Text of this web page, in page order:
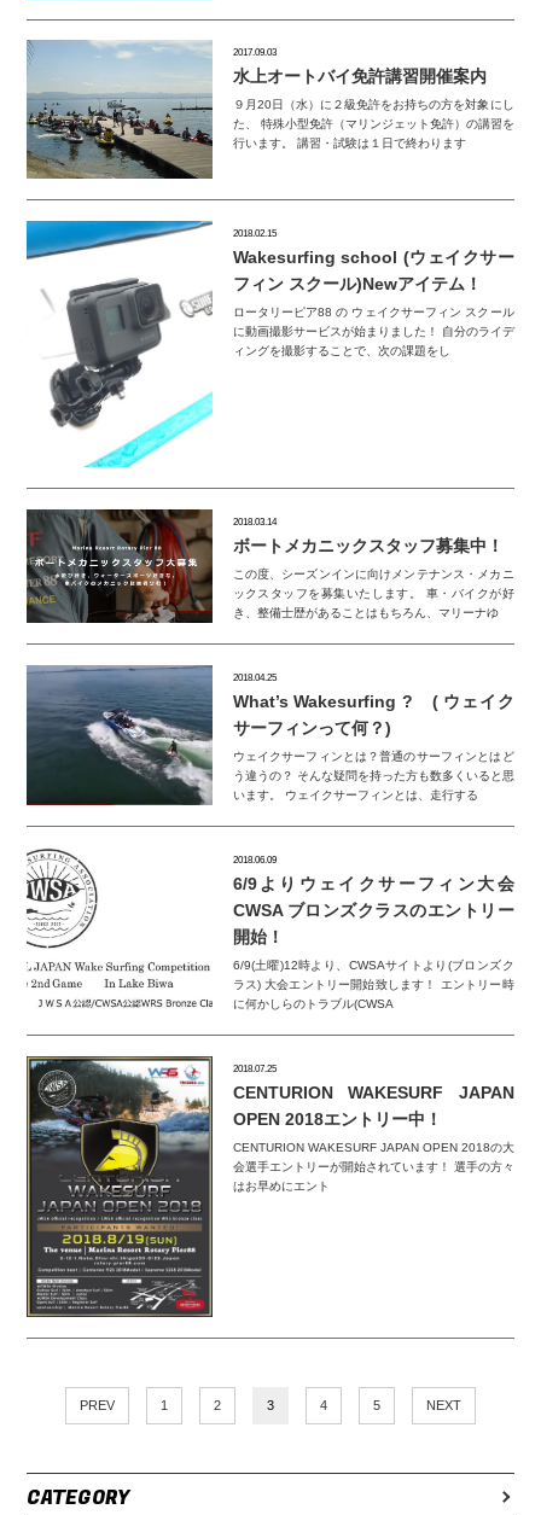
2017.09.03
水上オートバイ免許講習開催案内
９月20日（水）に２級免許をお持ちの方を対象にし
た、 特殊小型免許（マリンジェット免許）の講習を
行います。 講習・試験は１日で終わります
2018.02.15
Wakesurfing school (ウェイクサー
フィン スクール)Newアイテム！
ロータリーピア88 の ウェイクサーフィン スクール
に動画撮影サービスが始まりました！ 自分のライデ
ィングを撮影することで、次の課題をし
2018.03.14
ボートメカニックスタッフ募集中！
この度、シーズンインに向けメンテナンス・メカニ
ックスタッフを募集いたします。 車・バイクが好
き、整備士歴があることはもちろん、マリーナゆ
2018.04.25
What’s Wakesurfing ? ( ウェイク
サーフィンって何？)
ウェイクサーフィンとは？普通のサーフィンとはど
う違うの？ そんな疑問を持った方も数多くいると思
います。 ウェイクサーフィンとは、走行する
2018.06.09
6/9よりウェイクサーフィン大会
CWSA ブロンズクラスのエントリー
開始！
6/9(土曜)12時より、CWSAサイトより(ブロンズク
ラス) 大会エントリー開始致します！ エントリー時
に何かしらのトラブル(CWSA
2018.07.25
CENTURION WAKESURF JAPAN
OPEN 2018エントリー中！
CENTURION WAKESURF JAPAN OPEN 2018の大
会選手エントリーが開始されています！ 選手の方々
はお早めにエント
PREV 1 2 3 4 5 NEXT
CATEGORY